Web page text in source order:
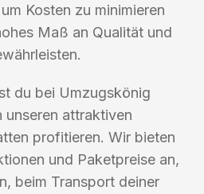
Kosten zu minimieren
Maß an Qualität und
du bei Umzugskönig
attraktiven
profitieren. Wir bieten
und Paketpreise an,
beim Transport deiner